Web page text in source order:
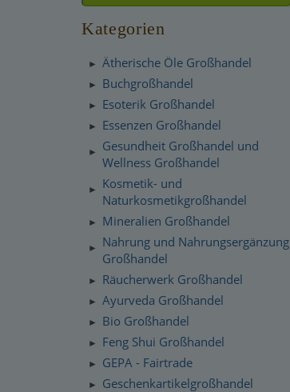
Kategorien
► Ätherische Öle Großhandel
► Buchgroßhandel
► Esoterik Großhandel
► Essenzen Großhandel
►
Gesundheit Großhandel und
Wellness Großhandel
►
Kosmetik- und
Naturkosmetikgroßhandel
► Mineralien Großhandel
►
Nahrung und Nahrungsergänzung
Großhandel
► Räucherwerk Großhandel
► Ayurveda Großhandel
► Bio Großhandel
► Feng Shui Großhandel
► GEPA - Fairtrade
► Geschenkartikelgroßhandel